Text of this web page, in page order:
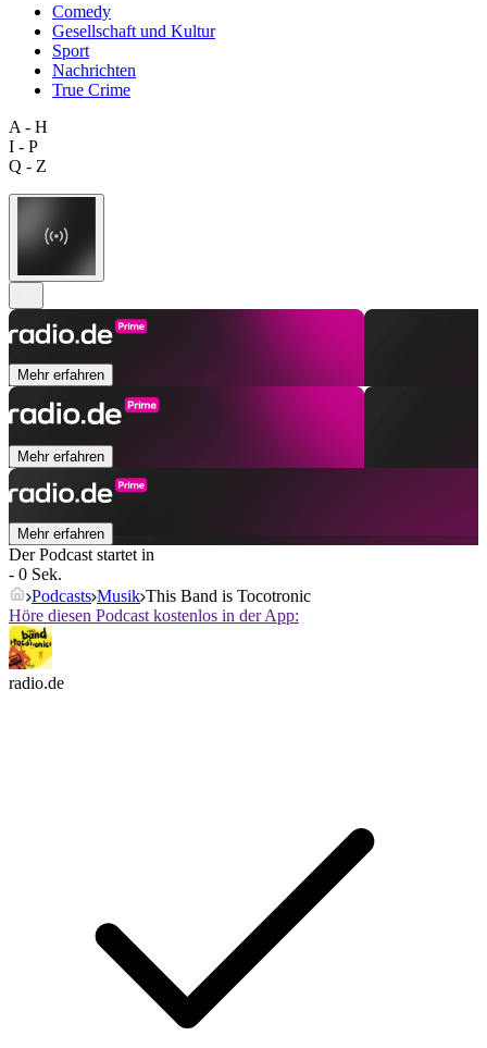
Comedy
Gesellschaft und Kultur
Sport
Nachrichten
True Crime
A - H
I - P
Q - Z
Mehr erfahren
Mehr erfahren
Mehr erfahren
Der Podcast startet in
- 0 Sek.
Podcasts Musik This Band is Tocotronic
Höre diesen Podcast kostenlos in der App:
radio.de